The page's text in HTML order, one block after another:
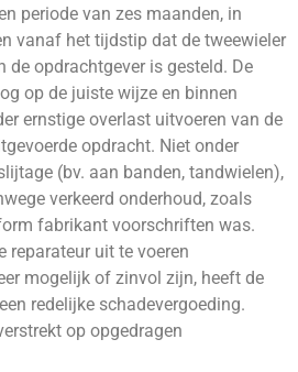
periode van zes maanden, in
vanaf het tijdstip dat de tweewieler
de opdrachtgever is gesteld. De
op de juiste wijze en binnen
ernstige overlast uitvoeren van de
opdracht. Niet onder
(bv. aan banden, tandwielen),
verkeerd onderhoud, zoals
fabrikant voorschriften was.
reparateur uit te voeren
mogelijk of zinvol zijn, heeft de
redelijke schadevergoeding.
op opgedragen